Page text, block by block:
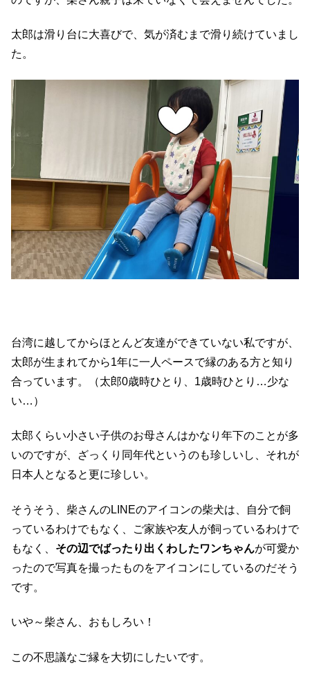
太郎は滑り台に大喜びで、気が済むまで滑り続けていまし
た。
台湾に越してからほとんど友達ができていない私ですが、
太郎が生まれてから1年に一人ペースで縁のある方と知り
合っています。（太郎0歳時ひとり、1歳時ひとり…少な
い…）
太郎くらい小さい子供のお母さんはかなり年下のことが多
いのですが、ざっくり同年代というのも珍しいし、それが
日本人となると更に珍しい。
そうそう、柴さんのLINEのアイコンの柴犬は、自分で飼
っているわけでもなく、ご家族や友人が飼っているわけで
もなく、 その辺でばったり出くわしたワンちゃんが可愛か
ったので写真を撮ったものをアイコンにしているのだそう
です。
いや～柴さん、おもしろい！
この不思議なご縁を大切にしたいです。